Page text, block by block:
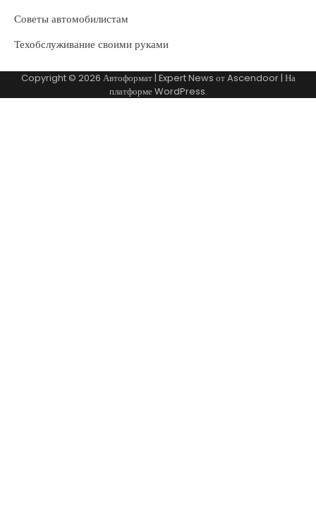
Советы автомобилистам
Техобслуживание своими руками
Copyright © 2026 Автоформат| Expert News отAscendoor| На
платформеWordPress.